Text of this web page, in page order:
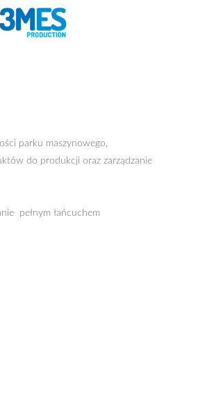
parku maszynowego,
do produkcji oraz zarządzanie
pełnym łańcuchem